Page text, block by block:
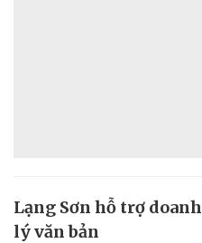
Lạng Sơn hỗ trợ
lý văn bản